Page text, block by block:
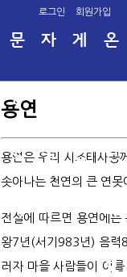
로그인 회원가입
소서
문
중
행
사
자
실
게
판
온
인
족
보
용연
용연은 우리 시조태사공
솟아나는 천연의 큰 연못
전설에 따르면 용연에는
왕7년(서기983년) 음력
러자 마을 사람들이 이